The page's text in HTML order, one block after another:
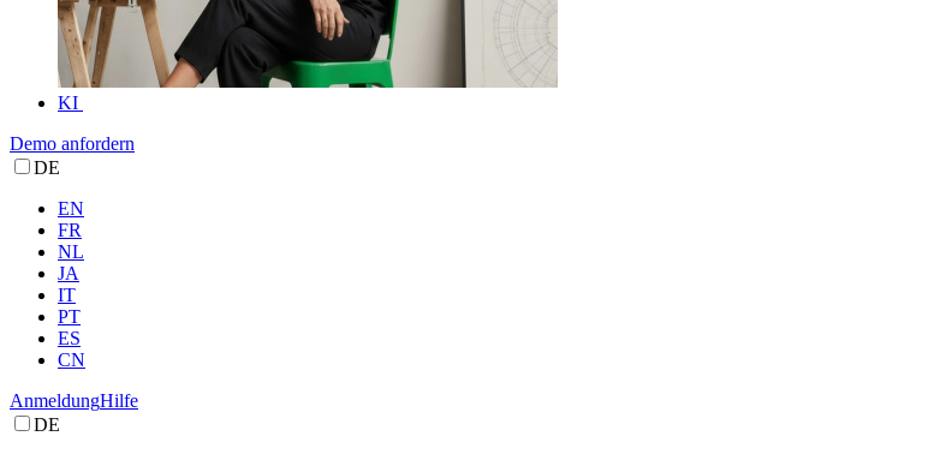
KI
Demo anfordern
DE
EN
FR
NL
JA
IT
PT
ES
CN
AnmeldungHilfe
DE